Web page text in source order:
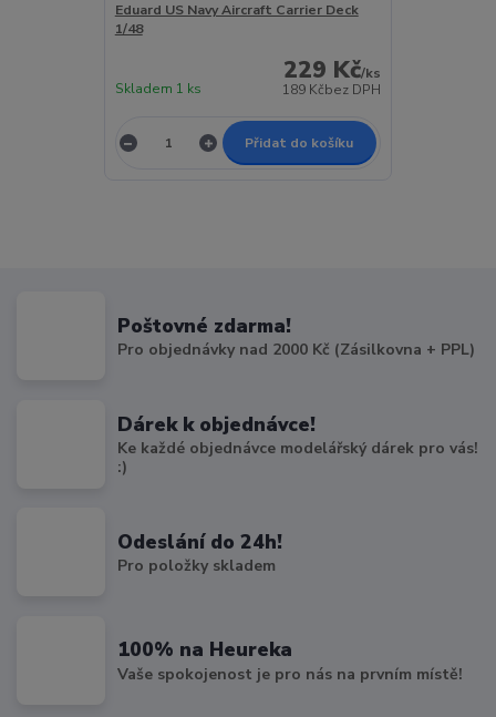
Eduard US Navy Aircraft Carrier Deck
1/48
229 Kč/ks
189 Kčbez DPH
Skladem 1 ks
Přidat do košíku
Poštovné zdarma!
Pro objednávky nad 2000 Kč (Zásilkovna + PPL)
Dárek k objednávce!
Ke každé objednávce modelářský dárek pro vás!
:)
Odeslání do 24h!
Pro položky skladem
100% na Heureka
Vaše spokojenost je pro nás na prvním místě!